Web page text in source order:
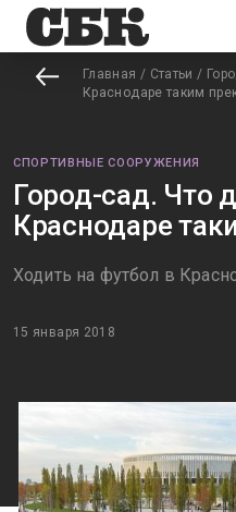
Главная / Статьи /
Краснодаре таким
СПОРТИВНЫЕ СООРУЖЕНИЯ
Город-сад. Что
Краснодаре
Ходить на футбол в
15 января 2018